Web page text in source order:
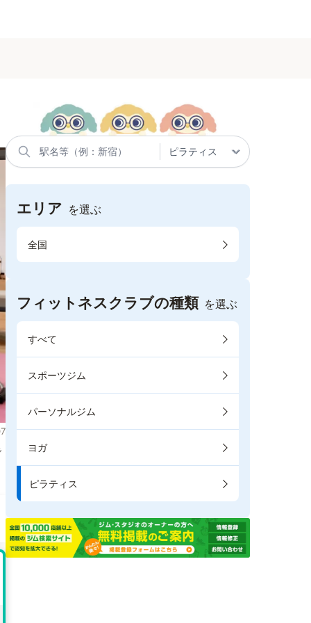
エリア を選ぶ
全国
フィットネスクラブの種類 を選ぶ
すべて
スポーツジム
パーソナルジム
ヨガ
ピラティス